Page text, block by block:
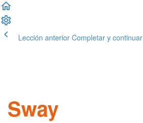
Lección anterior Completar y continuar
Sway